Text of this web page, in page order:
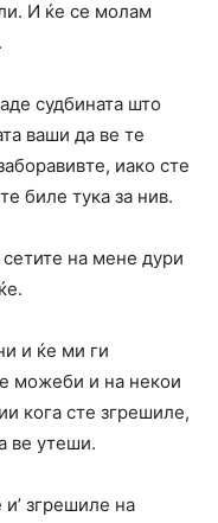
И ќе се молам
судбината што
ваши да ве те
иако сте
биле тука за нив.
на мене дури
и ќе ми ги
можеби и на некои
кога сте згрешиле,
ве утеши.
згрешиле на